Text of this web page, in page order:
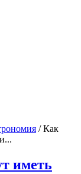
/ Как
иметь